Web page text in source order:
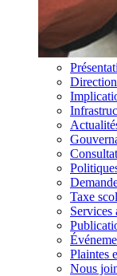
Taxe
Services
Plaintes
Nous